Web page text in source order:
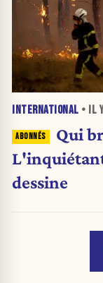
INTERNATIONAL • IL
Qui
dessine